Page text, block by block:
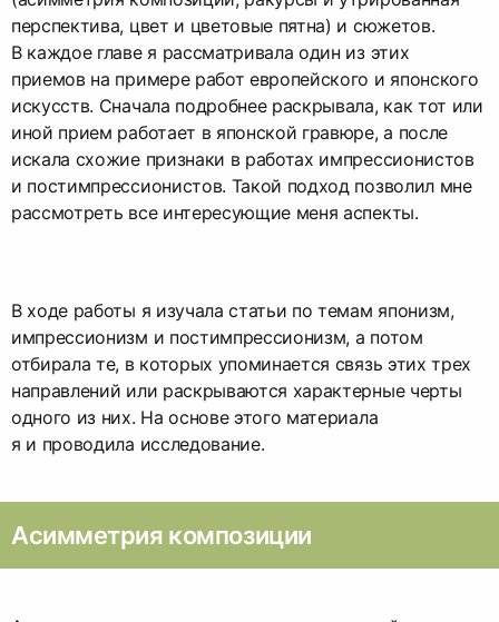
перспектива, цвет и цветовые пятна) и сюжетов.
В каждое главе я рассматривала один из этих
приемов на примере работ европейского и японского
искусств. Сначала подробнее раскрывала, как тот или
иной прием работает в японской гравюре, а после
искала схожие признаки в работах импрессионистов
и постимпрессионистов. Такой подход позволил мне
рассмотреть все интересующие меня аспекты.
В ходе работы я изучала статьи по темам японизм,
импрессионизм и постимпрессионизм, а потом
отбирала те, в которых упоминается связь этих трех
направлений или раскрываются характерные черты
одного из них. На основе этого материала
я и проводила исследование.
Асимметрия композиции